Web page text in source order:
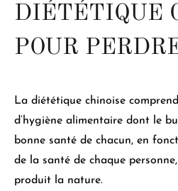
DIÉTÉTIQUE
POUR
La diététique chinoise comprend
d’hygiène alimentaire dont le
bonne santé de chacun, en
de la santé de chaque
produit la nature.